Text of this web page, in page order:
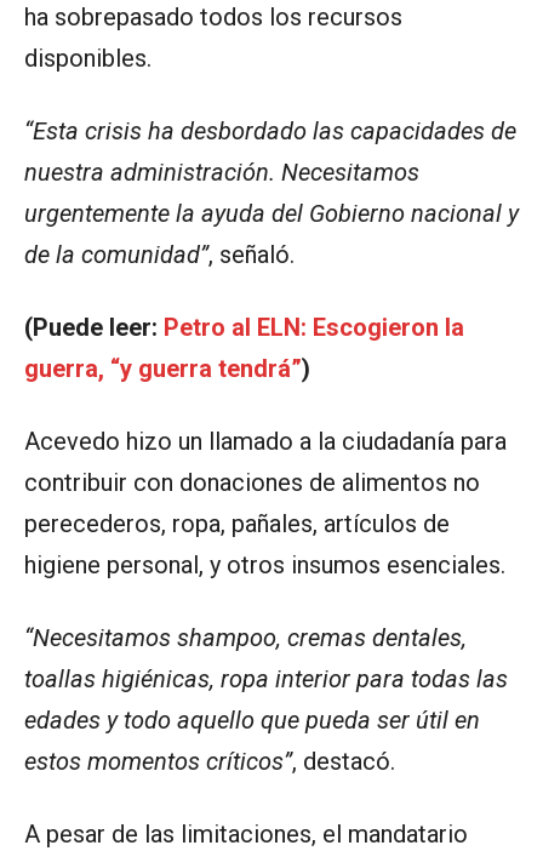
ha sobrepasado todos los recursos
disponibles.
“Esta crisis ha desbordado las capacidades de
nuestra administración. Necesitamos
urgentemente la ayuda del Gobierno nacional y
de la comunidad”, señaló.
(Puede leer: Petro al ELN: Escogieron la
guerra, “y guerra tendrá”)
Acevedo hizo un llamado a la ciudadanía para
contribuir con donaciones de alimentos no
perecederos, ropa, pañales, artículos de
higiene personal, y otros insumos esenciales.
“Necesitamos shampoo, cremas dentales,
toallas higiénicas, ropa interior para todas las
edades y todo aquello que pueda ser útil en
estos momentos críticos”, destacó.
A pesar de las limitaciones, el mandatario